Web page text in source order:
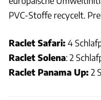
PVC-Stoffe recycelt.
Raclet Safari: 4
Raclet Solena: 2
Raclet Panama Up: 2